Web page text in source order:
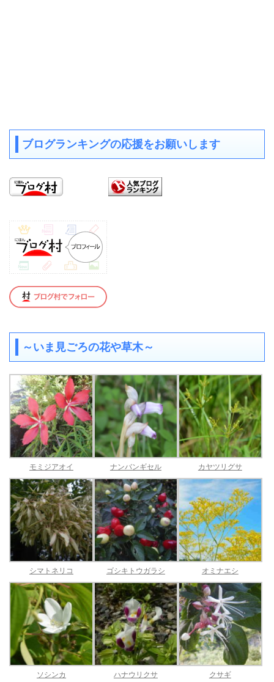
ブログランキングの応援をお願いします
～いま見ごろの花や草木～
モミジアオイ ナンバンギセル カヤツリグサ
シマトネリコ ゴシキトウガラシ オミナエシ
ソシンカ ハナウリクサ クサギ